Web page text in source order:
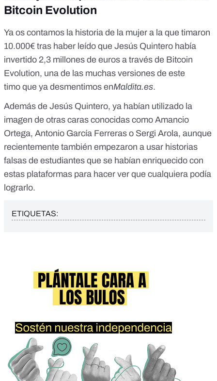
Bitcoin Evolution
Ya os contamos la historia de la mujer a la que timaron
10.000€ tras haber leído que Jesús Quintero había
invertido 2,3 millones de euros a través de Bitcoin
Evolution, una de las muchas versiones de este
timo que ya desmentimos enMaldita.es.
Además de Jesús Quintero, ya habían utilizado la
imagen de otras caras conocidas como Amancio
Ortega, Antonio García Ferreras o Sergi Arola, aunque
recientemente también empezaron a usar historias
falsas de estudiantes que se habían enriquecido con
estas plataformas para hacer ver que cualquiera podía
lograrlo.
ETIQUETAS: